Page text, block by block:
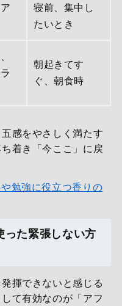
寝前、集中し
たいとき
朝起きてす
ぐ、朝食時
感をやさしく満たす
着き「今ここ」に戻
勉強に役立つ香りの
った緊張しない方
揮できないと感じる
て有効なのが「アフ